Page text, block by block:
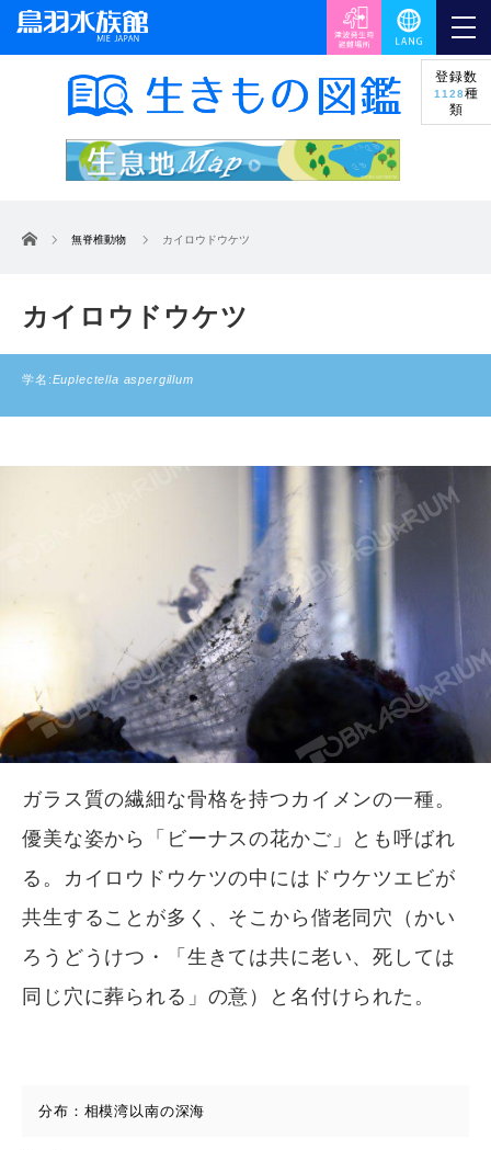
登録数
1128種
類
ホーム 無脊椎動物 カイロウドウケツ
カイロウドウケツ
学名:Euplectella aspergillum
ガラス質の繊細な骨格を持つカイメンの一種。
優美な姿から「ビーナスの花かご」とも呼ばれ
る。カイロウドウケツの中にはドウケツエビが
共生することが多く、そこから偕老同穴（かい
ろうどうけつ・「生きては共に老い、死しては
同じ穴に葬られる」の意）と名付けられた。
分布：相模湾以南の深海